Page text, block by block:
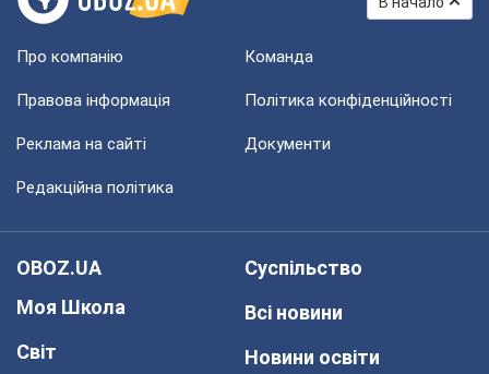
Про компанію Команда
Правова інформація Політика конфіденційності
Реклама на сайті Документи
Редакційна політика
OBOZ.UA
Моя Школа
Світ
Суспільство
Всі новини
Новини освіти